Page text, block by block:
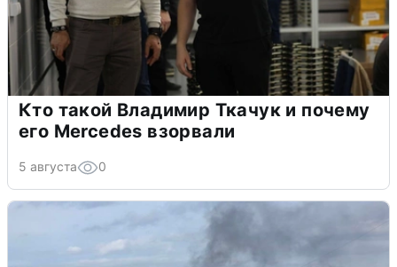
Кто такой Владимир Ткачук и почему
его Mercedes взорвали
5 августа 0